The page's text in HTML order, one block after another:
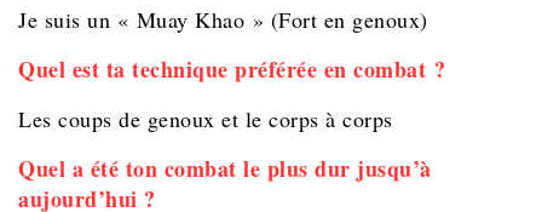
Je suis un « Muay Khao » (Fort en genoux)
Quel est ta technique préférée en combat ?
Les coups de genoux et le corps à corps
Quel a été ton combat le plus dur jusqu’à
aujourd’hui ?